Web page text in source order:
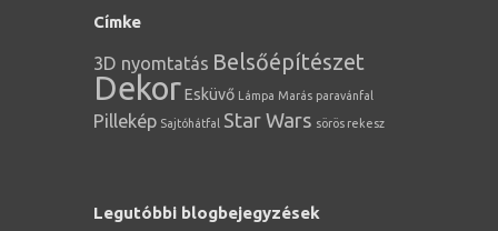
Címke
3D nyomtatás Belsőépítészet
DekorEsküvő Lámpa Marás paravánfal
Pillekép Sajtóhátfal Star Wars sörös rekesz
Legutóbbi blogbejegyzések